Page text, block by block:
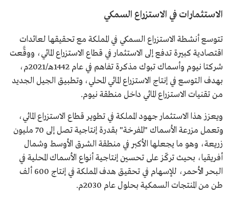
الاستثمارات في الاستزراع السمكي
تتوسع أنشطة الاستزراع السمكي في المملكة مع تحقيقها لعائدات
اقتصادية كبيرة تدفع إلى الاستثمار في قطاع الاستزراع المائي، ووقَّعت
شركتا نيوم وأسماك تبوك مذكرة تفاهم في عام 1442هـ/2021م،
بهدف التوسع في إنتاج الاستزراع المائي المحلي، وتطبيق الجيل الجديد
من تقنيات الاستزراع المائي داخل منطقة نيوم.
ويعزز هذا الاستثمار جهود المملكة في تطوير قطاع الاستزراع المائي،
وتعمل مزرعة الأسماك "المفرخة" بقدرة إنتاجية تصل إلى 70 مليون
زريعة، وهو ما يجعلها الأكبر في منطقة الشرق الأوسط وشمال
أفريقيا، بحيث تركّز على تحسين إنتاجية أنواع الأسماك المحلية في
البحر الأحمر، للإسهام في تحقيق هدف المملكة في إنتاج 600 ألف
طن من المنتجات السمكية بحلول عام 2030م.